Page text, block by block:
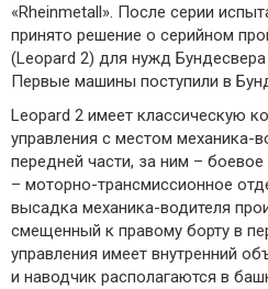
«Rheinmetall». После серии
принято решение о серийном
(Leopard 2) для нужд
Первые машины поступили в
Leopard 2 имеет классическую
управления с местом механика-
передней части, за ним –
– моторно-трансмиссионное
высадка механика-водителя
смещенный к правому борту в
управления имеет внутренний
и наводчик располагаются в